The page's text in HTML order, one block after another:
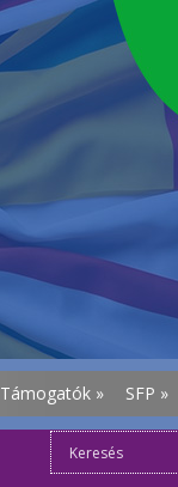
Támogatók » SFP »